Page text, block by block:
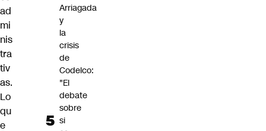
ad
mi
nis
tra
tiv
as.
Lo
qu
e
Arriagada
y
la
crisis
de
Codelco:
"El
debate
sobre
si